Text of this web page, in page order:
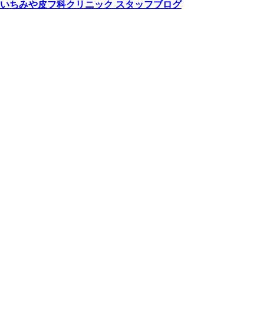
いちみや皮フ科クリニック スタッフブログ